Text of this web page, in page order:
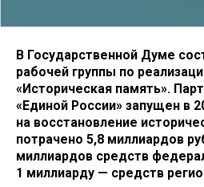
В Государственной Думе
рабочей группы по
«Историческая память».
«Единой России» запущен в
на восстановление
потрачено 5,8 миллиардов
миллиардов средств
1 миллиарду — средств